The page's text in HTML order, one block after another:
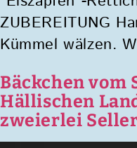
ZUBEREITUNG
Kümmel wälzen.
Bäckchen vom
Hällischen
zweierlei